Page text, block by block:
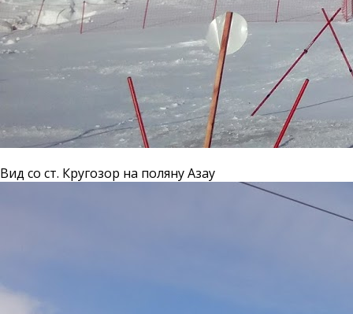
Вид со ст. Кругозор на поляну Азау